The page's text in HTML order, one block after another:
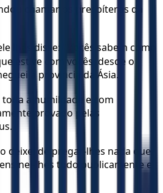
chamar os presbíteros da
lhes disse: "Vocês sabem como
estive com vocês, desde o
à província da Ásia.
a humildade e com
provado pelas
deixei de pregar-lhes nada que
lhes tudo publicamente e